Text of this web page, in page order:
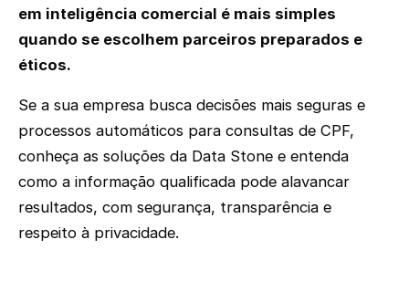
em inteligência comercial é mais simples
quando se escolhem parceiros preparados e
éticos.
Se a sua empresa busca decisões mais seguras e
processos automáticos para consultas de CPF,
conheça as soluções da Data Stone e entenda
como a informação qualificada pode alavancar
resultados, com segurança, transparência e
respeito à privacidade.